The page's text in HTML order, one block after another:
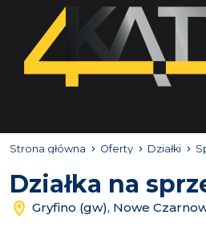
Strona główna Oferty Działki
Działka na
Gryfino (gw), Nowe